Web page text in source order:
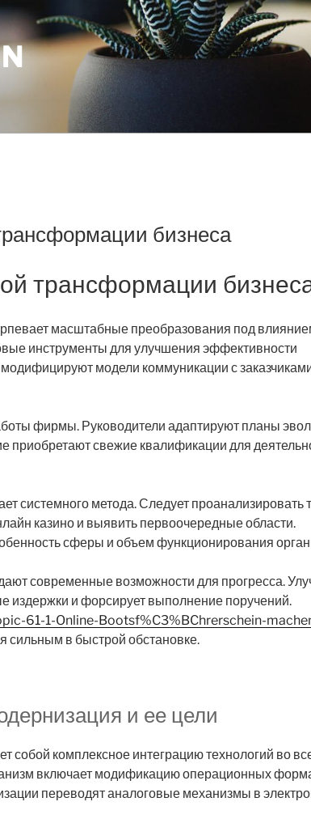
бизнеса
трансформации
масштабные преобразования под
инструменты для улучшения эффективности
модели коммуникации с
фирмы. Руководители адаптируют планы
свежие квалификации для
системного метода. Следует проанализировать
казино и выявить первоочередные области.
сферы и объем функционирования
современные возможности для прогресса.
издержки и форсирует выполнение поручений.
61-1-Online-Bootsf%C3%BChrerschein-
сильным в быстрой обстановке.
и ее цели
собой комплексное интеграцию технологий во
включает модификацию операционных
переводят аналоговые механизмы в